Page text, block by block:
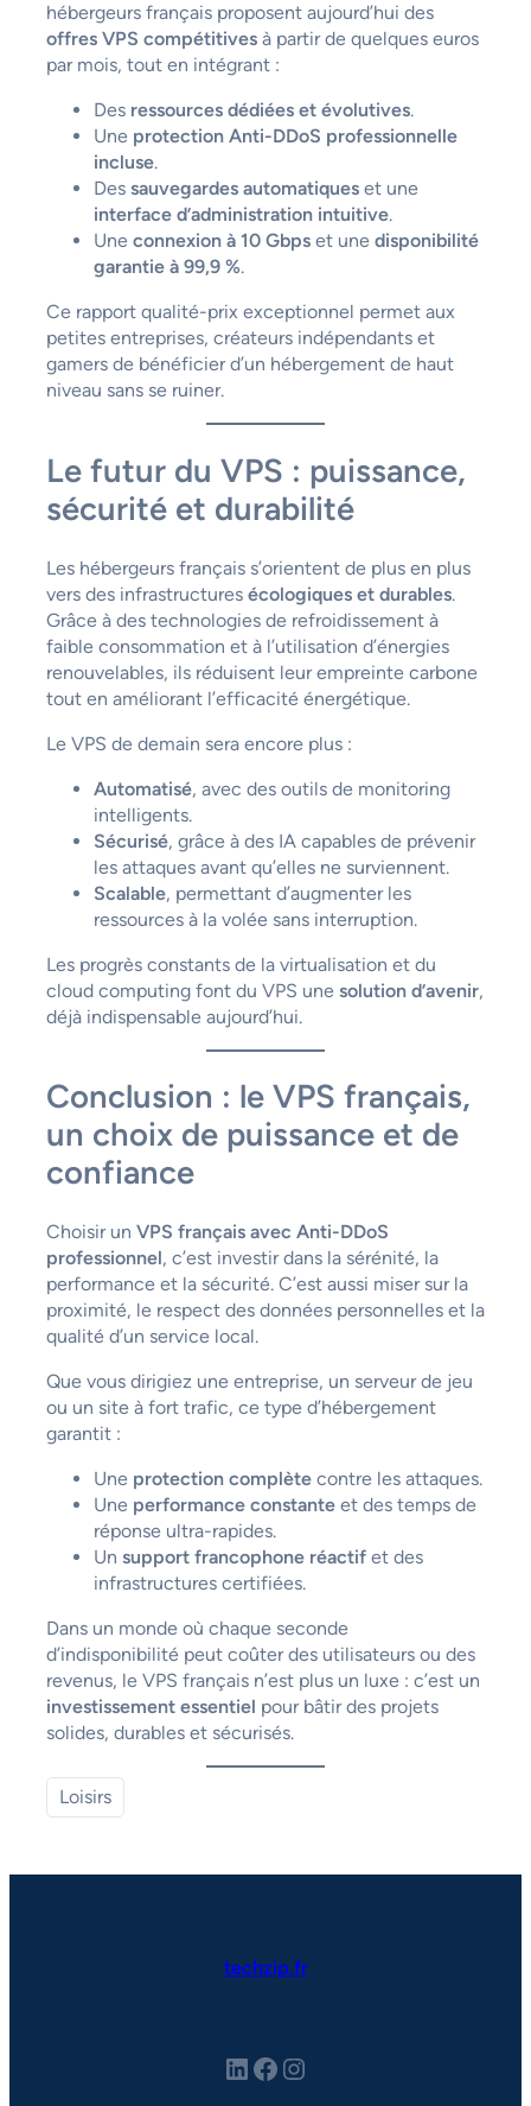
hébergeurs français proposent aujourd’hui des
offres VPS compétitivesà partir de quelques euros
par mois, tout en intégrant :
Des ressources dédiées et évolutives.
Une protection Anti-DDoS professionnelle
incluse.
Des sauvegardes automatiqueset une
interface d’administration intuitive.
Une connexion à 10 Gbpset une disponibilité
garantie à 99,9 %.
Ce rapport qualité-prix exceptionnel permet aux
petites entreprises, créateurs indépendants et
gamers de bénéficier d’un hébergement de haut
niveau sans se ruiner.
Le futur du VPS : puissance,
sécurité et durabilité
Les hébergeurs français s’orientent de plus en plus
vers des infrastructures écologiques et durables.
Grâce à des technologies de refroidissement à
faible consommation et à l’utilisation d’énergies
renouvelables, ils réduisent leur empreinte carbone
tout en améliorant l’efficacité énergétique.
Le VPS de demain sera encore plus :
Automatisé, avec des outils de monitoring
intelligents.
Sécurisé, grâce à des IA capables de prévenir
les attaques avant qu’elles ne surviennent.
Scalable, permettant d’augmenter les
ressources à la volée sans interruption.
Les progrès constants de la virtualisation et du
cloud computing font du VPS une solution d’avenir,
déjà indispensable aujourd’hui.
Conclusion : le VPS français,
un choix de puissance et de
confiance
Choisir un VPS français avec Anti-DDoS
professionnel, c’est investir dans la sérénité, la
performance et la sécurité. C’est aussi miser sur la
proximité, le respect des données personnelles et la
qualité d’un service local.
Que vous dirigiez une entreprise, un serveur de jeu
ou un site à fort trafic, ce type d’hébergement
garantit :
Une protection complètecontre les attaques.
Une performance constanteet des temps de
réponse ultra-rapides.
Un support francophone réactifet des
infrastructures certifiées.
Dans un monde où chaque seconde
d’indisponibilité peut coûter des utilisateurs ou des
revenus, le VPS français n’est plus un luxe : c’est un
investissement essentiel pour bâtir des projets
solides, durables et sécurisés.
Loisirs
techzip.fr
LinkedIn Facebook Instagram